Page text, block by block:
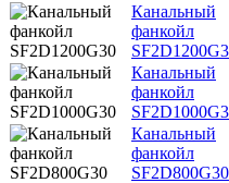
Канальный
фанкойл
Канальный
фанкойл
Канальный
фанкойл
SF2D800G30